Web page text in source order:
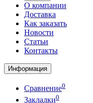
О компании
Доставка
Как заказать
Новости
Статьи
Контакты
Информация
Сравнение0
Закладки0